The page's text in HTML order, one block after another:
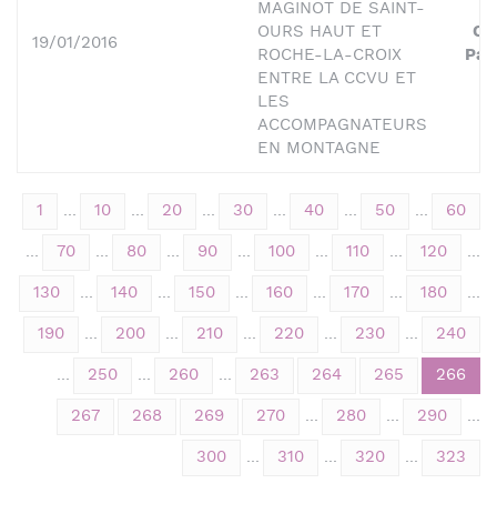
19/01/2016
MAGINOT DE SAINT-
OURS HAUT ET
ROCHE-LA-CROIX
ENTRE LA CCVU ET
LES
ACCOMPAGNATEURS
EN MONTAGNE
1 ... 10 ... 20 ... 30 ... 40 ... 50 ... 60
... 70 ... 80 ... 90 ... 100 ... 110 ... 120 ...
130 ... 140 ... 150 ... 160 ... 170 ... 180 ...
190 ... 200 ... 210 ... 220 ... 230 ... 240
... 250 ... 260 ... 263 264 265 266
267 268 269 270 ... 280 ... 290 ...
300 ... 310 ... 320 ... 323